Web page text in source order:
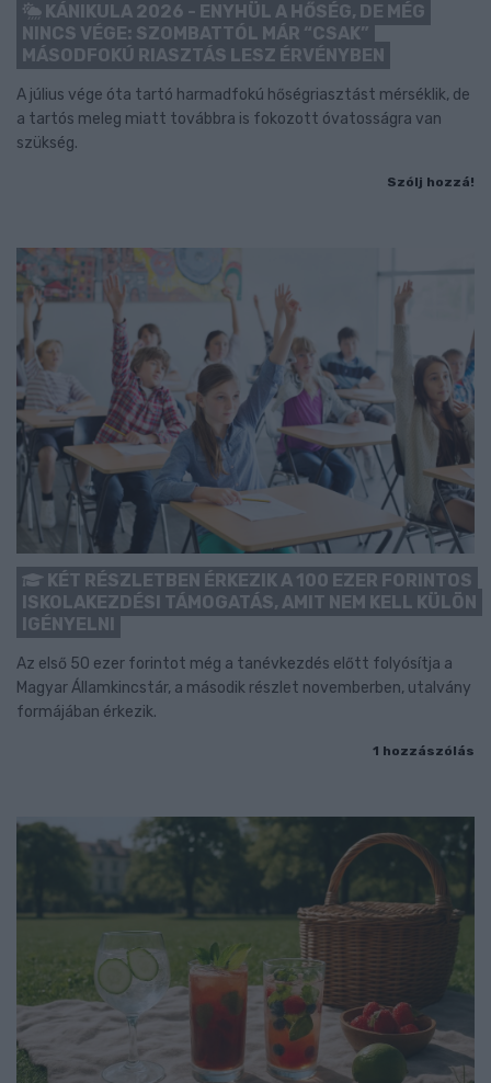
KÁNIKULA 2026 - ENYHÜL A HŐSÉG, DE MÉG
NINCS VÉGE: SZOMBATTÓL MÁR “CSAK”
MÁSODFOKÚ RIASZTÁS LESZ ÉRVÉNYBEN
A július vége óta tartó harmadfokú hőségriasztást mérséklik, de
a tartós meleg miatt továbbra is fokozott óvatosságra van
szükség.
Szólj hozzá!
KÉT RÉSZLETBEN ÉRKEZIK A 100 EZER FORINTOS
ISKOLAKEZDÉSI TÁMOGATÁS, AMIT NEM KELL KÜLÖN
IGÉNYELNI
Az első 50 ezer forintot még a tanévkezdés előtt folyósítja a
Magyar Államkincstár, a második részlet novemberben, utalvány
formájában érkezik.
1 hozzászólás